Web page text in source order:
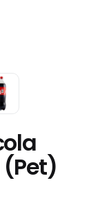
(Pet)